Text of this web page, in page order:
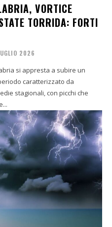
VORTICE
TORRIDA: FORTI
2026
si appresta a subire un
caratterizzato da
stagionali, con picchi che